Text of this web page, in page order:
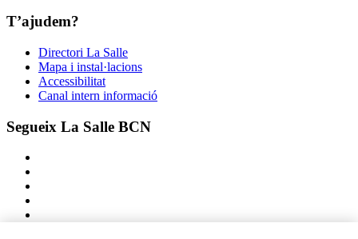
T’ajudem?
Directori La Salle
Mapa i instal·lacions
Accessibilitat
Canal intern informació
Segueix La Salle BCN